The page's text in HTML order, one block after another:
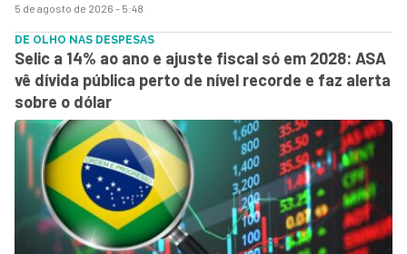
5 de agosto de 2026 - 5:48
DE OLHO NAS DESPESAS
Selic a 14% ao ano e ajuste fiscal só em 2028: ASA
vê dívida pública perto de nível recorde e faz alerta
sobre o dólar